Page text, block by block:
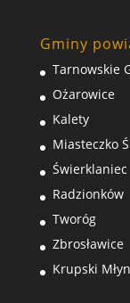
Gminy
Tarnowskie
Ożarowice
Kalety
Miasteczko
Świerklaniec
Radzionków
Tworóg
Zbrosławice
Krupski Młyn